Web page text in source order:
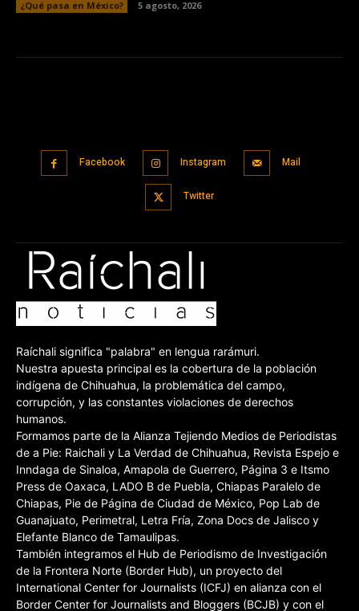
¿Qué pasa en México? 5 agosto, 2026
Facebook Instagram Mail
Twitter
Raíchali significa "palabra" en lengua rarámuri.
Nuestra apuesta principal es la cobertura de la población
indígena de Chihuahua, la problemática del campo,
corrupción, y las constantes violaciones de derechos
humanos.
Formamos parte de la Alianza Tejiendo Medios de Periodistas
de a Pie: Raichali y La Verdad de Chihuahua, Revista Espejo e
Inndaga de Sinaloa, Amapola de Guerrero, Página 3 e Itsmo
Press de Oaxaca, LADO B de Puebla, Chiapas Paralelo de
Chiapas, Pie de Página de Ciudad de México, Pop Lab de
Guanajuato, Perimetral, Letra Fría, Zona Docs de Jalisco y
Elefante Blanco de Tamaulipas.
También integramos el Hub de Periodismo de Investigación
de la Frontera Norte (Border Hub), un proyecto del
International Center for Journalists (ICFJ) en alianza con el
Border Center for Journalists and Bloggers (BCJB) y con el